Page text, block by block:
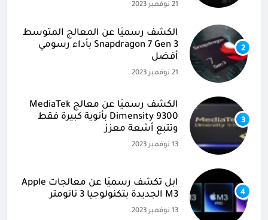
21 نوفمبر 2023
2
الكشف رسميًا عن المعالج المتوسط
Snapdragon 7 Gen 3 بأداء رسومي
أفضل
21 نوفمبر 2023
3
الكشف رسميًا عن معالج MediaTek
Dimensity 9300 بأنوية كبيرة فقط
وتتبع أشعة معزز
13 نوفمبر 2023
4
آبل تكشف رسميًا عن معالجات Apple
M3 الجديدة بتكنولوجيا 3 نانومتر
13 نوفمبر 2023